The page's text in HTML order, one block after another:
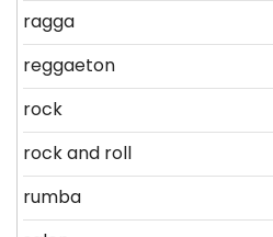
ragga
reggaeton
rock
rock and roll
rumba